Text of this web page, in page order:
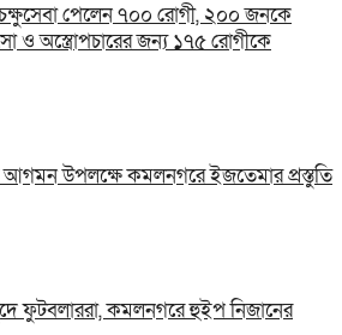
পেলেন ৭০০ রোগী, ২০০ জনকে
ও অস্ত্রোপচারের জন্য ১৭৫ রোগীকে
আগমন উপলক্ষে কমলনগরে ইজতেমার প্রস্তুতি
ফুটবলাররা, কমলনগরে হুইপ নিজানের